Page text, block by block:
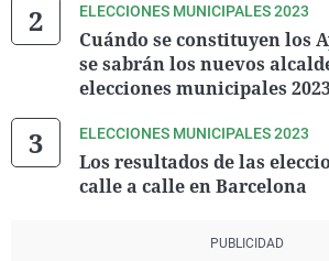
ELECCIONES MUNICIPALES 2023
Cuándo se constituyen los
se sabrán los nuevos
elecciones municipales
ELECCIONES MUNICIPALES 2023
Los resultados de las
calle a calle en Barcelona